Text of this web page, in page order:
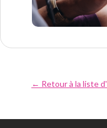
← Retour à la liste